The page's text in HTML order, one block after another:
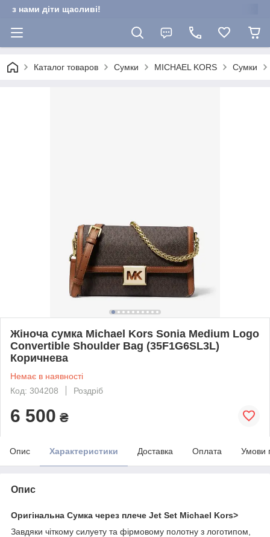
з нами діти щасливі!
Каталог товаров Сумки MICHAEL KORS Сумки
Жіноча сумка Michael Kors Sonia Medium Logo
Convertible Shoulder Bag (35F1G6SL3L)
Коричнева
Немає в наявності
Код: 304208
Роздріб
6 500 ₴
Опис Характеристики Доставка Оплата Умови
Опис
Оригінальна Сумка через плече Jet Set Michael Kors>
Завдяки чіткому силуету та фірмовому полотну з логотипом,